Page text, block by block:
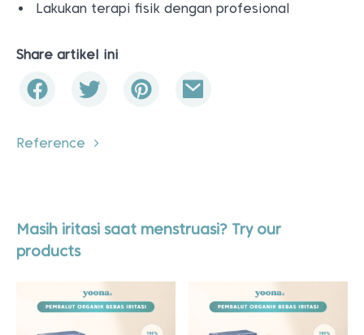
Lakukan terapi fisik dengan profesional
Share artikel ini
Reference
Masih iritasi saat menstruasi? Try our
products